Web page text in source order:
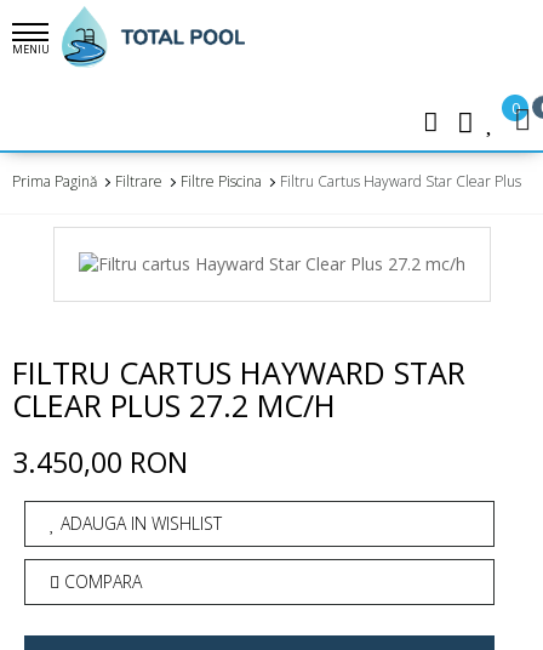
MENIU
0
Prima Pagină Filtrare Filtre Piscina Filtru Cartus Hayward Star Clear Plus
FILTRU CARTUS HAYWARD STAR
CLEAR PLUS 27.2 MC/H
3.450,00 RON
ADAUGA IN WISHLIST
COMPARA